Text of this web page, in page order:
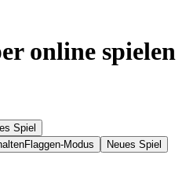
online spielen
Spiel
Flaggen-Modus Neues Spiel